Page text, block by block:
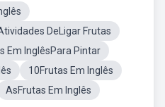
DeLigar Frutas
Em InglêsPara Pintar
10Frutas Em Inglês
AsFrutas Em Inglês